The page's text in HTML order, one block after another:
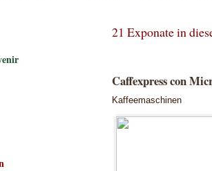
21 Exponate in
Caffexpress con
Kaffeemaschinen